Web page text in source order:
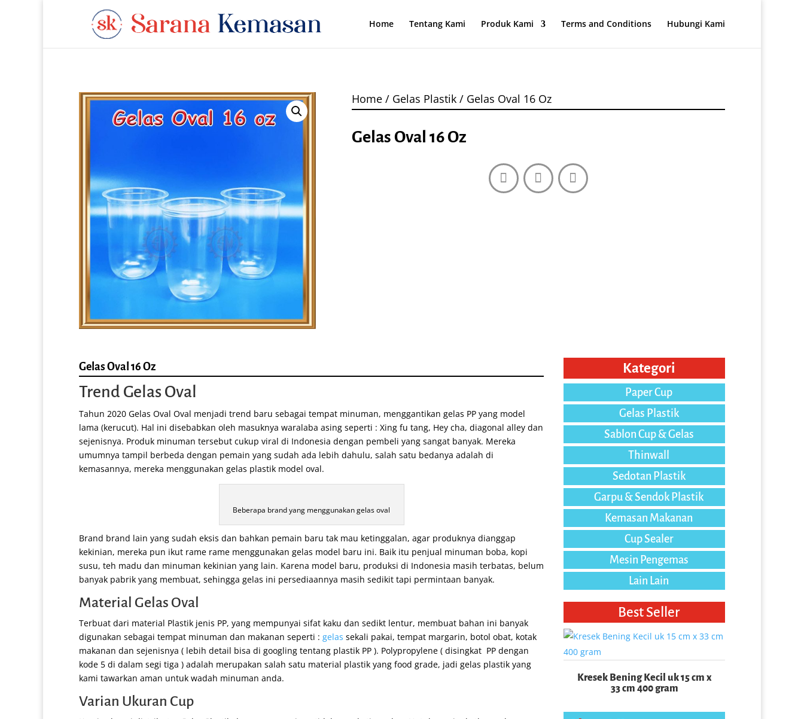
Home Tentang Kami Produk Kami Terms and Conditions Hubungi Kami
Home/ Gelas Plastik/ Gelas Oval 16 Oz
Gelas Oval 16 Oz
Gelas Oval 16 Oz
Trend Gelas Oval
Tahun 2020 Gelas Oval Oval menjadi trend baru sebagai tempat minuman, menggantikan gelas PP yang model
lama (kerucut). Hal ini disebabkan oleh masuknya waralaba asing seperti : Xing fu tang, Hey cha, diagonal alley dan
sejenisnya. Produk minuman tersebut cukup viral di Indonesia dengan pembeli yang sangat banyak. Mereka
umumnya tampil berbeda dengan pemain yang sudah ada lebih dahulu, salah satu bedanya adalah di
kemasannya, mereka menggunakan gelas plastik model oval.
Beberapa brand yang menggunakan gelas oval
Brand brand lain yang sudah eksis dan bahkan pemain baru tak mau ketinggalan, agar produknya dianggap
kekinian, mereka pun ikut rame rame menggunakan gelas model baru ini. Baik itu penjual minuman boba, kopi
susu, teh madu dan minuman kekinian yang lain. Karena model baru, produksi di Indonesia masih terbatas, belum
banyak pabrik yang membuat, sehingga gelas ini persediaannya masih sedikit tapi permintaan banyak.
Material Gelas Oval
Terbuat dari material Plastik jenis PP, yang mempunyai sifat kaku dan sedikt lentur, membuat bahan ini banyak
digunakan sebagai tempat minuman dan makanan seperti : gelas sekali pakai, tempat margarin, botol obat, kotak
makanan dan sejenisnya ( lebih detail bisa di googling tentang plastik PP ). Polypropylene ( disingkat PP dengan
kode 5 di dalam segi tiga ) adalah merupakan salah satu material plastik yang food grade, jadi gelas plastik yang
kami tawarkan aman untuk wadah minuman anda.
Varian Ukuran Cup
Kategori
Paper Cup
Gelas Plastik
Sablon Cup & Gelas
Thinwall
Sedotan Plastik
Garpu & Sendok Plastik
Kemasan Makanan
Cup Sealer
Mesin Pengemas
Lain Lain
Best Seller
Thinwall Square (2000 ml) Sleeve Paper Cup 8 oz
Paper Bowl 23 oz Polos
Kresek Bening Kecil uk 15 cm x
33 cm 400 gram